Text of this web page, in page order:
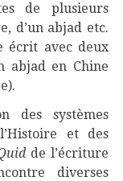
de plusieurs
d’un abjad etc.
écrit avec deux
abjad en Chine
des systèmes
et des
de l’écriture
diverses